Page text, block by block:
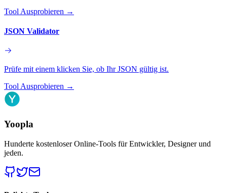
Tool Ausprobieren →
JSON Validator
Prüfe mit einem klicken Sie, ob Ihr JSON gültig ist.
Tool Ausprobieren →
Yoopla
Hunderte kostenloser Online-Tools für Entwickler, Designer und
jeden.